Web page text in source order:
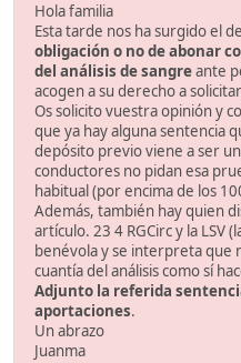
Hola familia
Esta tarde nos ha surgido el
obligación o no de abonar
del análisis de sangreante
acogen a su derecho a
Os solicito vuestra opinión y
que ya hay alguna sentencia
depósito previo viene a ser
conductores no pidan esa
habitual (por encima de los
Además, también hay quien
artículo. 23 4 RGCirc y la LSV
benévola y se interpreta que
cuantía del análisis como sí
Adjunto la referida
aportaciones.
Un abrazo
Juanma